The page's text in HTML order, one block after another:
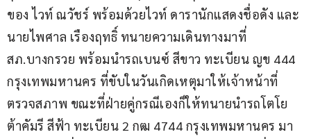
ของ ไวท์ ณวัชร์ พร้อมด้วยไวท์ ดารานักแสดงชื่อดัง และ
นายไพศาล เรืองฤทธิ์ ทนายความเดินทางมาที่
สภ.บางกรวย พร้อมนำรถเบนซ์ สีขาว ทะเบียน ญข 444
กรุงเทพมหานคร ที่ขับในวันเกิดเหตุมาให้เจ้าหน้าที่
ตรวจสภาพ ขณะที่ฝ่ายคู่กรณีเองก็ให้ทนายนำรถโตโย
ต้าคัมรี สีฟ้า ทะเบียน 2 กฒ 4744 กรุงเทพมหานคร มา